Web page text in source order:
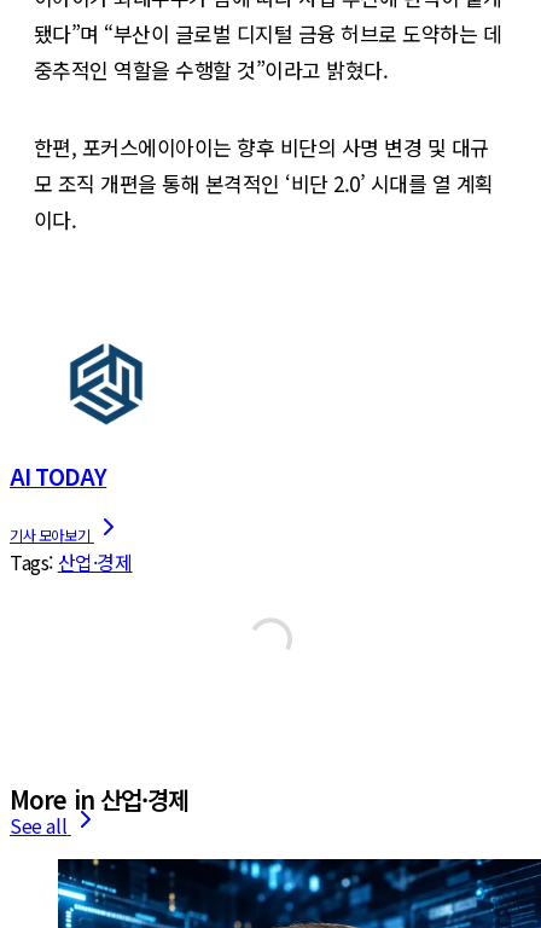
됐다”며 “부산이 글로벌 디지털 금융 허브로 도약하는 데
중추적인 역할을 수행할 것”이라고 밝혔다.
한편, 포커스에이아이는 향후 비단의 사명 변경 및 대규
모 조직 개편을 통해 본격적인 ‘비단 2.0’ 시대를 열 계획
이다.
AI TODAY
Tags: 산업·경제
More in 산업·경제
See all